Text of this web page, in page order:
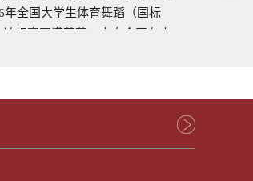
年全国大学生体育舞蹈（国标